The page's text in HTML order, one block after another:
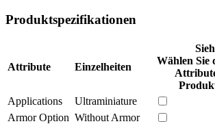
Produktspezifikationen
Attribute Einzelheiten
Wählen Sie
Applications
Ultraminiature
Armor Option Without Armor